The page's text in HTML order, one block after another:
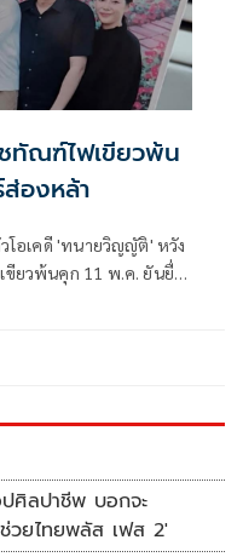
ทัณฑ์ไฟเขียวพ้น
องหล้า
โอเคดี 'ทนายวิญญัติ' หวัง
ศิลปาชีพ บอกจะ
วยไทยพลัส เฟส 2'